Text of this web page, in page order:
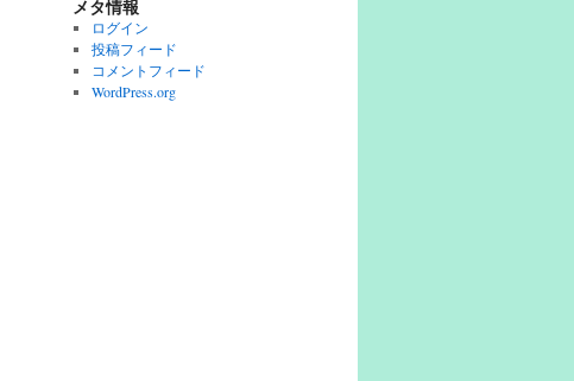
リ
ー
メタ情報
ログイン
投稿フィード
コメントフィード
WordPress.org